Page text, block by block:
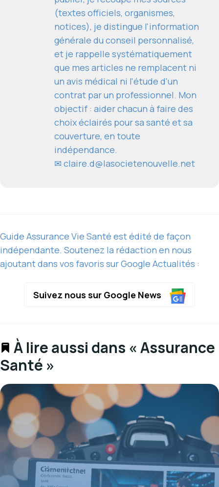
(textes officiels, organismes,
notices), je distingue l'information
générale du conseil personnalisé,
et je rappelle systématiquement
que mes articles ne remplacent ni
un avis médical ni l'étude d'un
contrat par un professionnel. Mon
objectif : aider chacun à faire des
choix éclairés pour sa santé et sa
couverture, en toute
indépendance.
✉ claire.d@lasocietenouvelle.net
Guide Assurance Vie Santé est édité de façon
indépendante. Soutenez la rédaction en nous
ajoutant dans vos favoris sur Google Actualités :
Suivez nous sur Google News
À lire aussi dans « Assurance
Santé »